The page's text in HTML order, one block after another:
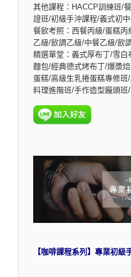
其他課程：HACCP訓練班/
證班/初級手沖課程/義式初
餐飲考照：西餐丙級/蛋糕
乙級/飲調乙級/中餐乙級/飲
精選單堂：義式厚布丁/雪
麵包/經典德式烤布丁/爆漿
蛋糕/高級生乳捲蛋糕專修
料理進階班/手作造型饅頭
【咖啡課程系列】專業初級